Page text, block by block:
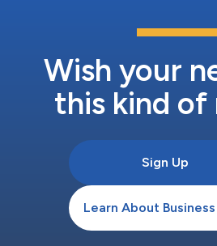
Wish your
this kind of
Sign Up
Learn About